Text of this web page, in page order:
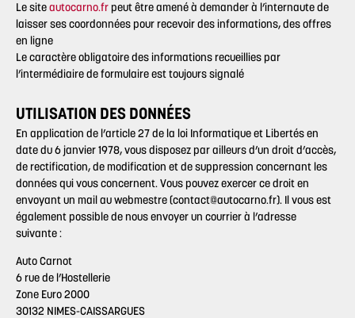
Le siteautocarno.fr peut être amené à demander à l’internaute de
laisser ses coordonnées pour recevoir des informations, des offres
en ligne
Le caractère obligatoire des informations recueillies par
l’intermédiaire de formulaire est toujours signalé
UTILISATION DES DONNÉES
En application de l’article 27 de la loi Informatique et Libertés en
date du 6 janvier 1978, vous disposez par ailleurs d’un droit d’accès,
de rectification, de modification et de suppression concernant les
données qui vous concernent. Vous pouvez exercer ce droit en
envoyant un mail au webmestre (contact@autocarno.fr). Il vous est
également possible de nous envoyer un courrier à l’adresse
suivante :
Auto Carnot
6 rue de l’Hostellerie
Zone Euro 2000
30132 NIMES-CAISSARGUES